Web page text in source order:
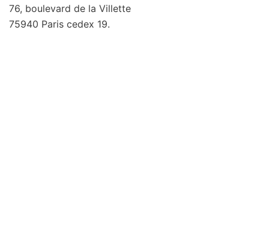
76, boulevard de la Villette
75940 Paris cedex 19.